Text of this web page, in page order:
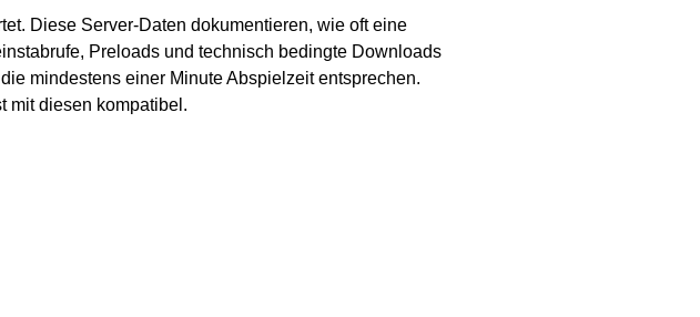
Diese Server-Daten dokumentieren, wie oft eine
Preloads und technisch bedingte Downloads
mindestens einer Minute Abspielzeit entsprechen.
mit diesen kompatibel.